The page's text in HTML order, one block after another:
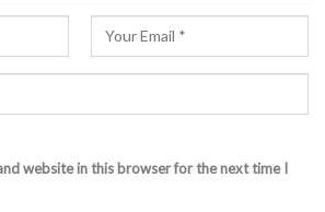
website in this browser for the next time I